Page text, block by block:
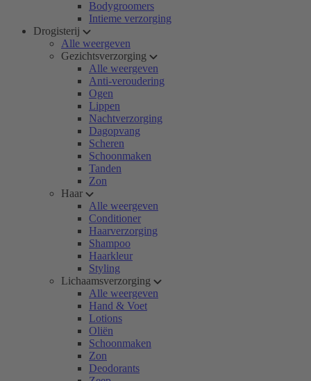
Bodygroomers
Intieme verzorging
Drogisterij
Alle weergeven
Gezichtsverzorging
Alle weergeven
Anti-veroudering
Ogen
Lippen
Nachtverzorging
Dagopvang
Scheren
Schoonmaken
Tanden
Zon
Haar
Alle weergeven
Conditioner
Haarverzorging
Shampoo
Haarkleur
Styling
Lichaamsverzorging
Alle weergeven
Hand & Voet
Lotions
Oliën
Schoonmaken
Zon
Deodorants